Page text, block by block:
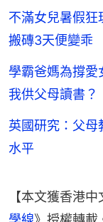
不滿女兒暑假
搬磚3天便變乖
學霸爸媽為撐
我供父母讀書？
英國研究：父母
水平
【本文獲香港